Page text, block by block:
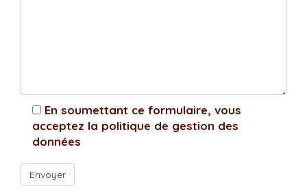
En soumettant ce formulaire, vous
acceptez la politique de gestion des
données